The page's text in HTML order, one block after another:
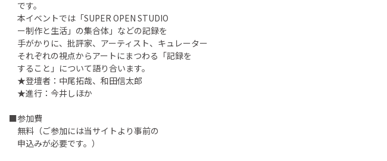
です。
本イベントでは「SUPER OPEN STUDIO
ー制作と生活」の集合体」などの記録を
手がかりに、批評家、アーティスト、キュレーター
それぞれの視点からアートにまつわる「記録を
すること」について語り合います。
★登壇者：中尾拓哉、和田信太郎
★進行：今井しほか
■参加費
無料（ご参加には当サイトより事前の
申込みが必要です。）